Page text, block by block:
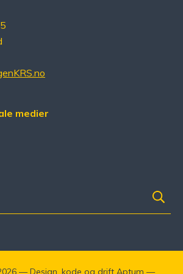
medier
— Design. kode og drift Aptum —